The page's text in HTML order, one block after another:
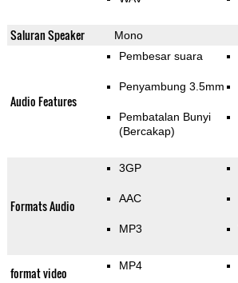
Saluran Speaker Mono
Audio Features
Pembesar suara
Penyambung 3.5mm
Pembatalan Bunyi
(Bercakap)
Formats Audio
3GP
AAC
MP3
format video MP4